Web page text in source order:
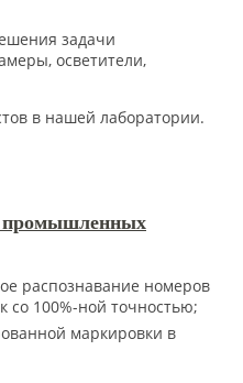
задачи
осветители,
в нашей лаборатории.
промышленных
распознавание номеров
100%-ной точностью;
маркировки в